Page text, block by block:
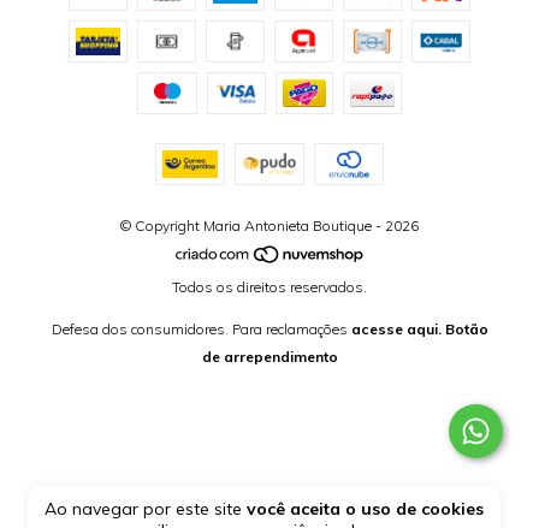
Ao navegar por este sitevocê aceita o uso de cookies
© Copyright Maria Antonieta Boutique - 2026
Todos os direitos reservados.
Defesa dos consumidores. Para reclamações acesse aqui. Botão
de arrependimento